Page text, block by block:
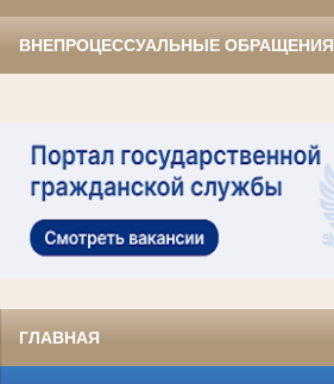
ВНЕПРОЦЕССУАЛЬНЫЕ ОБРАЩЕНИЯ
ГЛАВНАЯ